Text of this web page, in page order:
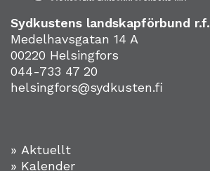
Sydkustens landskapförbund r.f.
Medelhavsgatan 14 A
00220 Helsingfors
044-733 47 20
helsingfors@sydkusten.fi
» Aktuellt
» Kalender